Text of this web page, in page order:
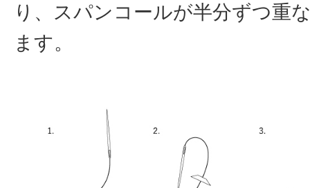
り、スパンコールが半分ずつ重
ます。